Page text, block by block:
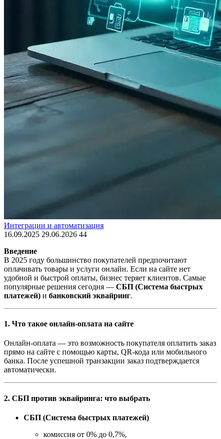
Интеграции и автоматизация
16.09.2025 29.06.2026 44
Введение
В 2025 году большинство покупателей предпочитают
оплачивать товары и услуги онлайн. Если на сайте нет
удобной и быстрой оплаты, бизнес теряет клиентов. Самые
популярные решения сегодня — СБП (Система быстрых
платежей) и банковский эквайринг.
1. Что такое онлайн-оплата на сайте
Онлайн-оплата — это возможность покупателя оплатить заказ
прямо на сайте с помощью карты, QR-кода или мобильного
банка. После успешной транзакции заказ подтверждается
автоматически.
2. СБП против эквайринга: что выбрать
СБП (Система быстрых платежей)
комиссия от 0% до 0,7%,